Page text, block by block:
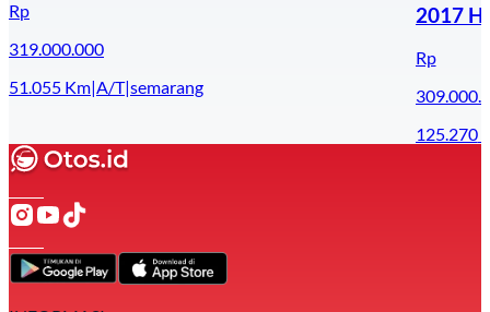
Rp
319.000.000
51.055 Km|A/T|semarang
2017
Rp
125.270